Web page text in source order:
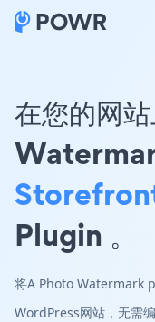
在您的网
Plugin 。
将A Photo Watermark
WordPress网站，无需编